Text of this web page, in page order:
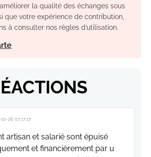
la qualité des échanges sous
que votre expérience de contribution,
à consulter nos règles d’utilisation.
10-28 07:17:17
artisan et salarié sont épuisé
et financièrement par u